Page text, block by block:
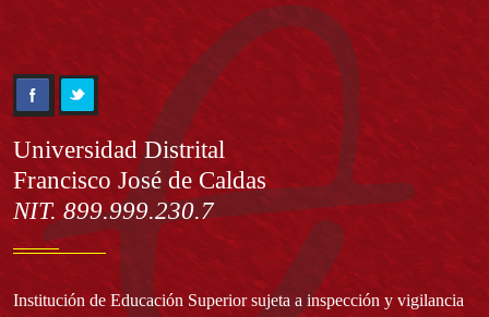
Información
Universidad Distrital
Francisco José de Caldas
NIT. 899.999.230.7
Institución de Educación Superior sujeta a inspección y vigilancia